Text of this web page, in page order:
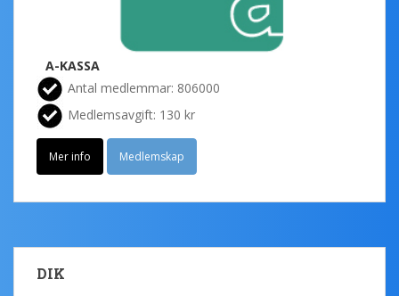
A-KASSA
Antal medlemmar: 806000
Medlemsavgift: 130 kr
Mer info Medlemskap
DIK